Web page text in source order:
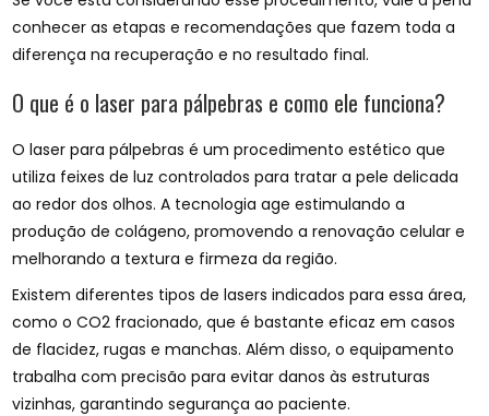
conhecer as etapas e recomendações que fazem toda a
diferença na recuperação e no resultado final.
O que é o laser para pálpebras e como ele funciona?
O laser para pálpebras é um procedimento estético que
utiliza feixes de luz controlados para tratar a pele delicada
ao redor dos olhos. A tecnologia age estimulando a
produção de colágeno, promovendo a renovação celular e
melhorando a textura e firmeza da região.
Existem diferentes tipos de lasers indicados para essa área,
como o CO2 fracionado, que é bastante eficaz em casos
de flacidez, rugas e manchas. Além disso, o equipamento
trabalha com precisão para evitar danos às estruturas
vizinhas, garantindo segurança ao paciente.